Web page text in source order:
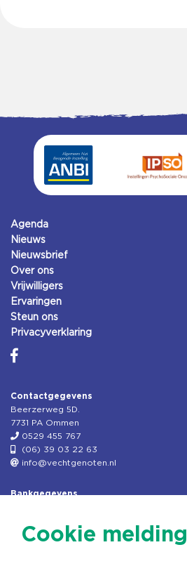
Agenda
Nieuws
Nieuwsbrief
Over ons
Vrijwilligers
Ervaringen
Steun ons
Privacyverklaring
Contactgegevens
Beerzerweg 5D.
7731 PA Ommen
0529 455 767
(06) 39 03 22 63
info@vechtgenoten.nl
Bankgegevens
Rek.nr: NL85RABO0127579230
Cookie melding